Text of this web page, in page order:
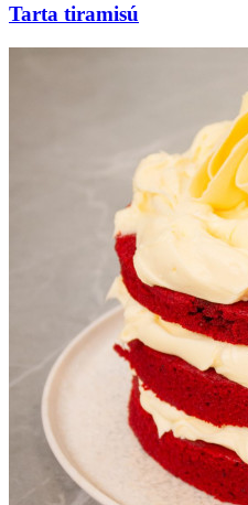
Tarta tiramisú